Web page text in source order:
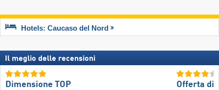
Hotels: Caucaso del Nord
Il meglio delle recensioni
Dimensione TOP Offerta di